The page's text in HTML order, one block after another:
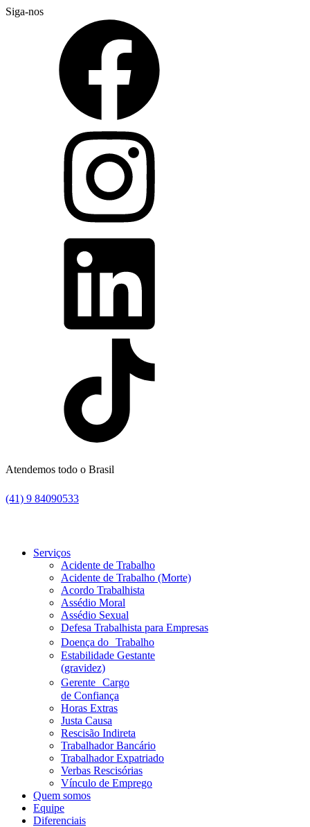
Siga-nos
Atendemos todo o Brasil
(41) 9 84090533
Serviços
Acidente de Trabalho
Acidente de Trabalho (Morte)
Acordo Trabalhista
Assédio Moral
Assédio Sexual
Defesa Trabalhista para Empresas
Doença do Trabalho
Estabilidade Gestante
(gravidez)
Gerente Cargo
de Confiança
Horas Extras
Justa Causa
Rescisão Indireta
Trabalhador Bancário
Trabalhador Expatriado
Verbas Rescisórias
Vínculo de Emprego
Quem somos
Equipe
Diferenciais